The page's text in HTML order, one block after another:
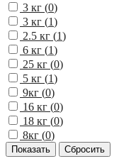
3 кг (0)
3 кг (1)
2.5 кг (1)
6 кг (1)
25 кг (0)
5 кг (1)
9кг (0)
16 кг (0)
18 кг (0)
8кг (0)